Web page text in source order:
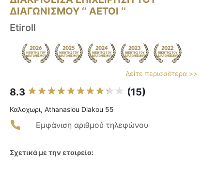
ΔΙΑΓΩΝΙΣΜΟΥ ‘’ ΑΕΤΟΙ ‘’
Etiroll
Δείτε περισσότερα >>
8.3 (15)
Καλοχωρι, Athanasiou Diakou 55
Εμφάνιση αριθμού τηλεφώνου
Σχετικά με την εταιρεία: